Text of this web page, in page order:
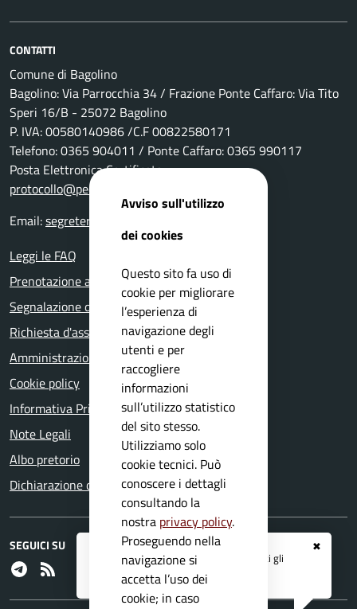
✖
Registrati ai serviziAPP IO
e ricevi tutti gli
aggiornamenti dall'Ente
CONTATTI
Comune di Bagolino
Bagolino: Via Parrocchia 34 / Frazione Ponte Caffaro: Via Tito
Speri 16/B - 25072 Bagolino
P. IVA: 00580140986 /C.F 00822580171
Telefono: 0365 904011 / Ponte Caffaro: 0365 990117
Posta Elettronica Certificata:
protocollo@pec.comune.bagolino.bs.it
Email:segreteria@comune.bagolino.bs.it
Leggi le FAQ
Prenotazione appuntamento
Segnalazione disservizio
Richiesta d'assistenza
Amministrazione trasparente
Cookie policy
Informativa Privacy
Note Legali
Albo pretorio
Dichiarazione di accessibilità
SEGUICI SU
Telegram
Avviso sull'utilizzo
dei cookies
Questo sito fa uso di
cookie per migliorare
l’esperienza di
navigazione degli
utenti e per
raccogliere
informazioni
sull’utilizzo statistico
del sito stesso.
Utilizziamo solo
cookie tecnici. Può
conoscere i dettagli
consultando la
nostra privacy policy.
Proseguendo nella
navigazione si
accetta l’uso dei
cookie; in caso